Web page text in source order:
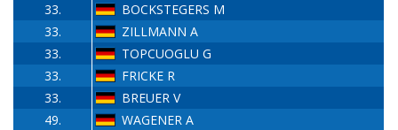
33.
BOCKSTEGERS M
33.
ZILLMANN A
33.
TOPCUOGLU G
33.
FRICKE R
33.
BREUER V
49.
WAGENER A